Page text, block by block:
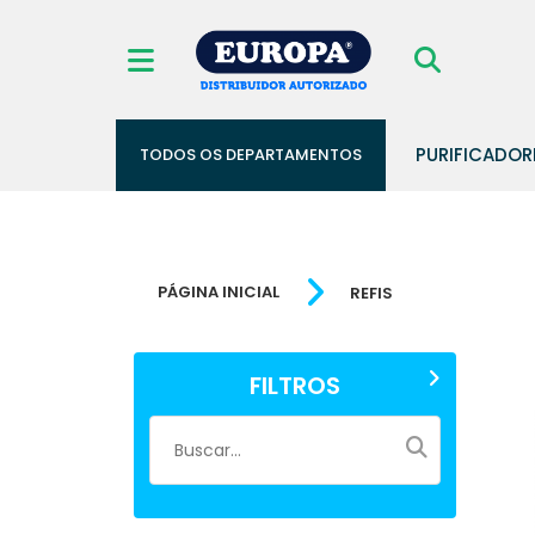
TODOS OS DEPARTAMENTOS
PÁGINA INICIAL REFIS
FILTROS